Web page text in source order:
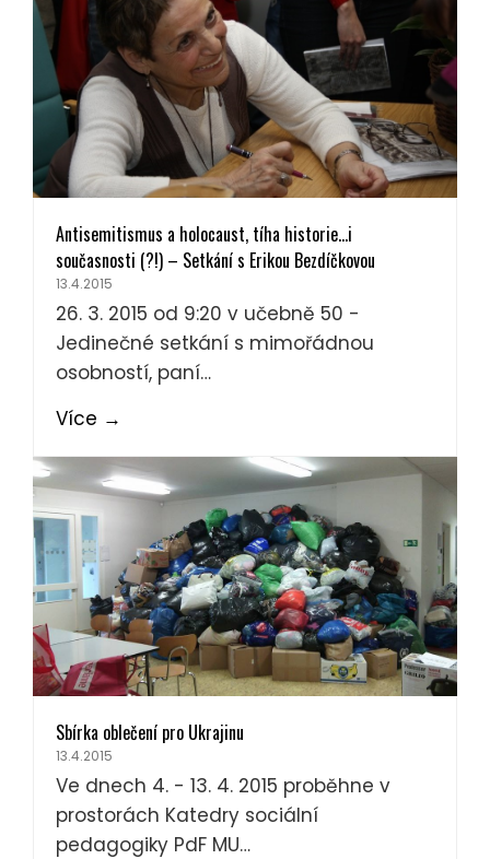
Antisemitismus a holocaust, tíha historie…i
současnosti (?!) – Setkání s Erikou Bezdíčkovou
13.4.2015
26. 3. 2015 od 9:20 v učebně 50 -
Jedinečné setkání s mimořádnou
osobností, paní…
Více →
Sbírka oblečení pro Ukrajinu
13.4.2015
Ve dnech 4. - 13. 4. 2015 proběhne v
prostorách Katedry sociální
pedagogiky PdF MU…